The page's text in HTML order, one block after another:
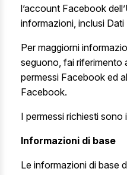
l’account Facebook
informazioni, inclusi Dati
Per maggiorni
seguono, fai riferimento
permessi Facebook ed
Facebook.
I permessi richiesti sono
Informazioni di base
Le informazioni di base